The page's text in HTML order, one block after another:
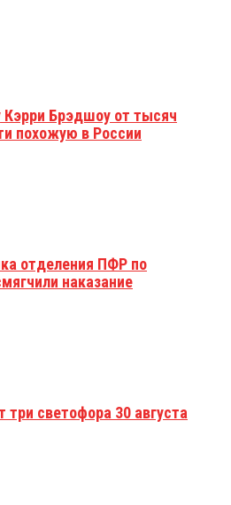
Кэрри Брэдшоу от тысяч
похожую в России
отделения ПФР по
наказание
светофора 30 августа